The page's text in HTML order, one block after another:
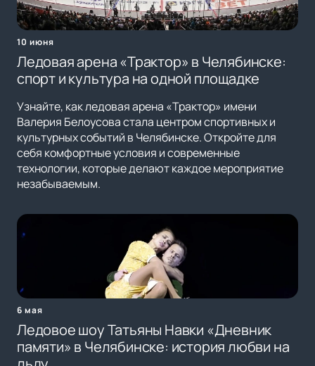
10 июня
Ледовая арена «Трактор» в Челябинске:
спорт и культура на одной площадке
Узнайте, как ледовая арена «Трактор» имени
Валерия Белоусова стала центром спортивных и
культурных событий в Челябинске. Откройте для
себя комфортные условия и современные
технологии, которые делают каждое мероприятие
незабываемым.
6 мая
Ледовое шоу Татьяны Навки «Дневник
памяти» в Челябинске: история любви на